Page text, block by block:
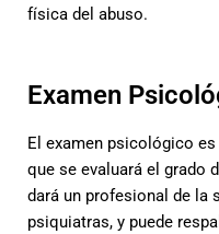
física del abuso.
Examen
El examen psicológico
que se evaluará el grado
dará un profesional de la
psiquiatras, y puede